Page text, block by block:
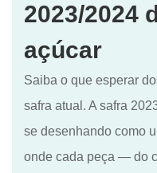
2023/2024
açúcar
Saiba o que esperar
safra atual. A safra
se desenhando como
onde cada peça — do